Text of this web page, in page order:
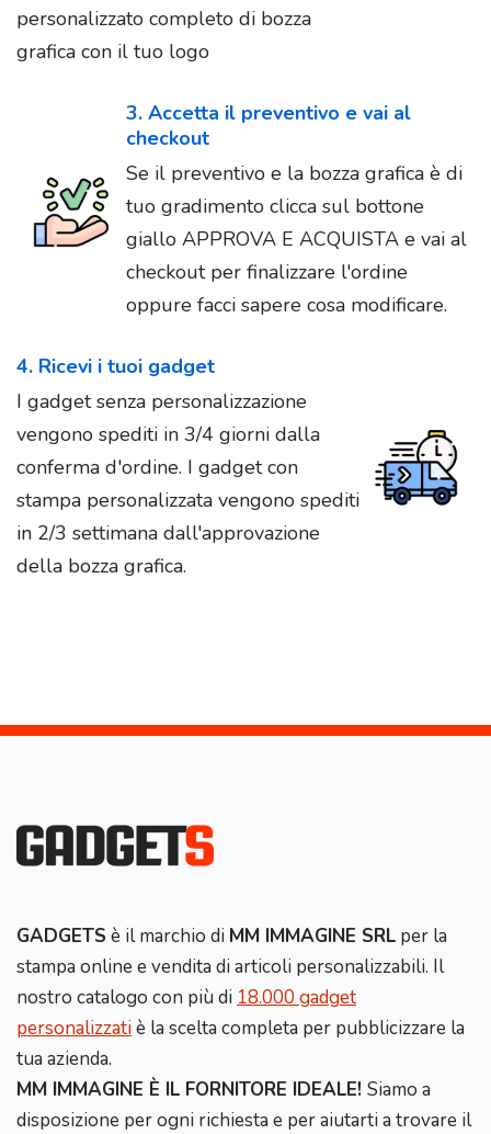
personalizzato completo di bozza
grafica con il tuo logo
3. Accetta il preventivo e vai al
checkout
Se il preventivo e la bozza grafica è di
tuo gradimento clicca sul bottone
giallo APPROVA E ACQUISTA e vai al
checkout per finalizzare l'ordine
oppure facci sapere cosa modificare.
4. Ricevi i tuoi gadget
I gadget senza personalizzazione
vengono spediti in 3/4 giorni dalla
conferma d'ordine. I gadget con
stampa personalizzata vengono spediti
in 2/3 settimana dall'approvazione
della bozza grafica.
GADGETS è il marchio di MM IMMAGINE SRL per la
stampa online e vendita di articoli personalizzabili. Il
nostro catalogo con più di 18.000 gadget
personalizzatiè la scelta completa per pubblicizzare la
tua azienda.
MM IMMAGINE È IL FORNITORE IDEALE! Siamo a
disposizione per ogni richiesta e per aiutarti a trovare il